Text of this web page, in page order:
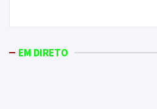
EM DIRETO